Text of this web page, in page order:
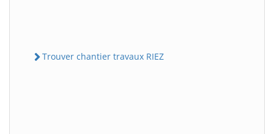
Trouver chantier travaux RIEZ